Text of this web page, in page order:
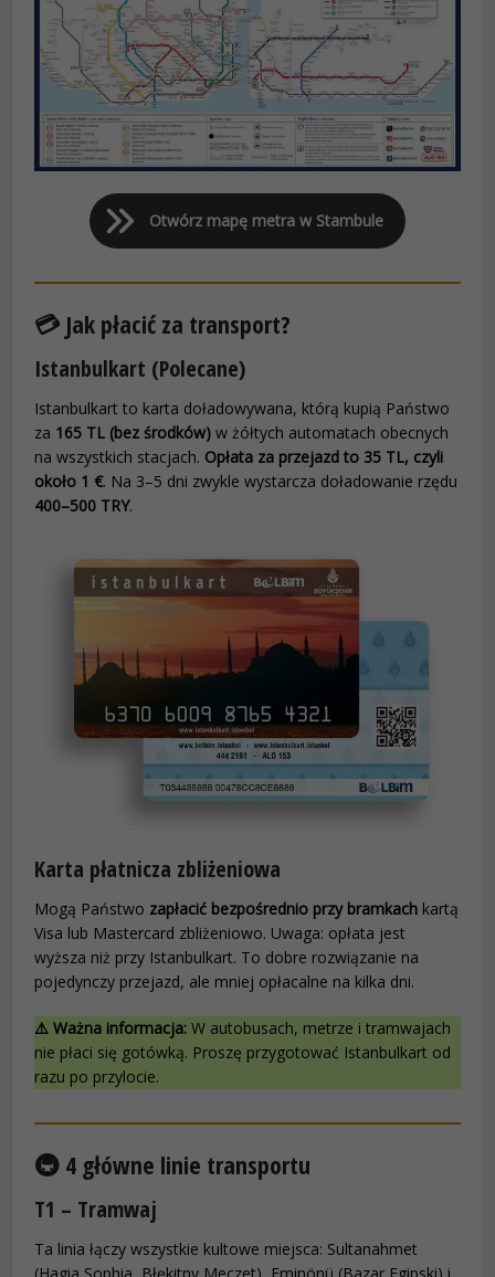
Otwórz mapę metra w Stambule
💳 Jak płacić za transport?
Istanbulkart (Polecane)
Istanbulkart to karta doładowywana, którą kupią Państwo
za 165 TL (bez środków) w żółtych automatach obecnych
na wszystkich stacjach. Opłata za przejazd to 35 TL, czyli
około 1 €. Na 3–5 dni zwykle wystarcza doładowanie rzędu
400–500 TRY.
Karta płatnicza zbliżeniowa
Mogą Państwo zapłacić bezpośrednio przy bramkach kartą
Visa lub Mastercard zbliżeniowo. Uwaga: opłata jest
wyższa niż przy Istanbulkart. To dobre rozwiązanie na
pojedynczy przejazd, ale mniej opłacalne na kilka dni.
⚠️ Ważna informacja: W autobusach, metrze i tramwajach
nie płaci się gotówką. Proszę przygotować Istanbulkart od
razu po przylocie.
🚇 4 główne linie transportu
T1 – Tramwaj
Ta linia łączy wszystkie kultowe miejsca: Sultanahmet